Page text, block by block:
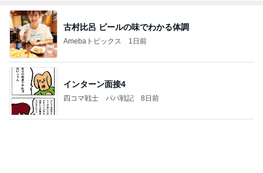
古村比呂 ビールの味でわかる体調
Amebaトピックス 1日前
インターン面接4
四コマ戦士 パパ戦記 8日前